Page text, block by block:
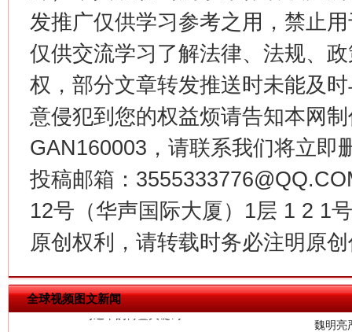
发推广仅供学习参考之用，禁止
仅供交流学习了解法律、法规、
权，部分文章转发推送时未能及
意侵犯到您的权益烦请告知本网
GAN160003，请联系我们将立即
投稿邮箱：
12号（华声国际大厦）1层 1 2 1
原创权利，请转载时务必注明原
全球视频图文新闻
在谋一域中谋全局
习近平的博鳌关键词
魏明